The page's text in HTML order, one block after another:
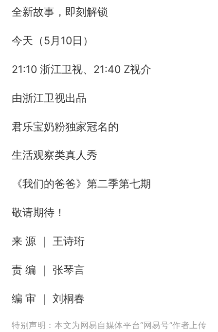
全新故事，即刻解锁
今天（5月10日）
21:10 浙江卫视、21:40 Z视介
由浙江卫视出品
君乐宝奶粉独家冠名的
生活观察类真人秀
《我们的爸爸》第二季第七期
敬请期待！
来 源 ｜ 王诗珩
责 编 ｜ 张琴言
编 审 ｜ 刘桐春
特别声明：本文为网易自媒体平台“网易号”作者上传